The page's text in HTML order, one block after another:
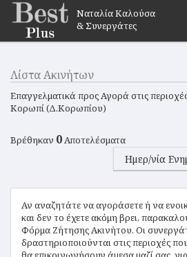
Ναταλία Καλούσα
& Συνεργάτες
Λίστα Ακινήτων
Επαγγελματικά προς Αγορά στις
Κορωπί (Δ.Κορωπίου)
Βρέθηκαν 0Αποτελέσματα
Αν αναζητάτε να αγοράσετε ή να
και δεν το έχετε ακόμη βρει,
Φόρμα Ζήτησης Ακινήτου. Οι
δραστηριοποιούνται στις περιοχές